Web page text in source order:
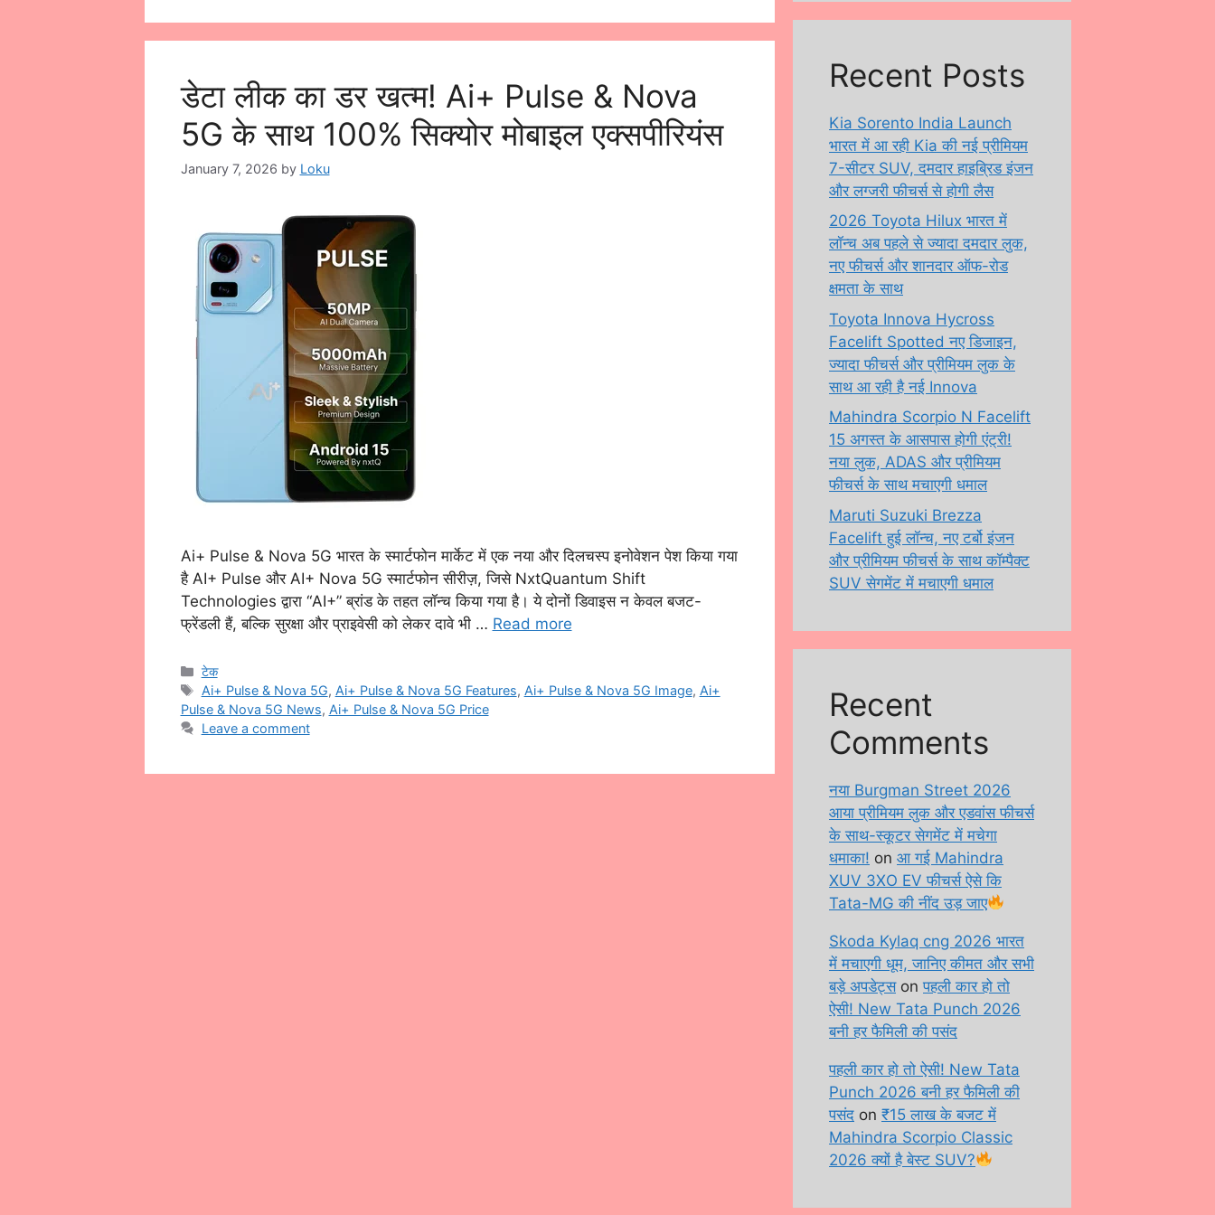
डेटा लीक का डर खत्म! Ai+ Pulse & Nova
5G के साथ 100% सिक्योर मोबाइल एक्सपीरियंस
January 7, 2026 by Loku
Ai+ Pulse & Nova 5G भारत के स्मार्टफोन मार्केट में एक नया और दिलचस्प इनोवेशन पेश किया गया
है AI+ Pulse और AI+ Nova 5G स्मार्टफोन सीरीज़, जिसे NxtQuantum Shift
Technologies द्वारा “AI+” ब्रांड के तहत लॉन्च किया गया है। ये दोनों डिवाइस न केवल बजट-
फ्रेंडली हैं, बल्कि सुरक्षा और प्राइवेसी को लेकर दावे भी … Read more
Categories
टेक
Tags
Ai+ Pulse & Nova 5G, Ai+ Pulse & Nova 5G Features, Ai+ Pulse & Nova 5G Image, Ai+
Pulse & Nova 5G News, Ai+ Pulse & Nova 5G Price
Leave a comment
Recent Posts
Kia Sorento India Launch
भारत में आ रही Kia की नई प्रीमियम
7-सीटर SUV, दमदार हाइब्रिड इंजन
और लग्जरी फीचर्स से होगी लैस
2026 Toyota Hilux भारत में
लॉन्च अब पहले से ज्यादा दमदार लुक,
नए फीचर्स और शानदार ऑफ-रोड
क्षमता के साथ
Toyota Innova Hycross
Facelift Spotted नए डिजाइन,
ज्यादा फीचर्स और प्रीमियम लुक के
साथ आ रही है नई Innova
Mahindra Scorpio N Facelift
15 अगस्त के आसपास होगी एंट्री!
नया लुक, ADAS और प्रीमियम
फीचर्स के साथ मचाएगी धमाल
Maruti Suzuki Brezza
Facelift हुई लॉन्च, नए टर्बो इंजन
और प्रीमियम फीचर्स के साथ कॉम्पैक्ट
SUV सेगमेंट में मचाएगी धमाल
Recent
Comments
नया Burgman Street 2026
आया प्रीमियम लुक और एडवांस फीचर्स
के साथ-स्कूटर सेगमेंट में मचेगा
धमाका! on आ गई Mahindra
XUV 3XO EV फीचर्स ऐसे कि
Tata-MG की नींद उड़ जाए
Skoda Kylaq cng 2026 भारत
में मचाएगी धूम, जानिए कीमत और सभी
बड़े अपडेट्सonपहली कार हो तो
ऐसी! New Tata Punch 2026
बनी हर फैमिली की पसंद
पहली कार हो तो ऐसी! New Tata
Punch 2026 बनी हर फैमिली की
पसंद on ₹15 लाख के बजट में
Mahindra Scorpio Classic
2026 क्यों है बेस्ट SUV?